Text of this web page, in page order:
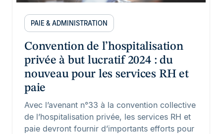
PAIE & ADMINISTRATION
Convention de l’hospitalisation
privée à but lucratif 2024 : du
nouveau pour les services RH et
paie
Avec l’avenant n°33 à la convention collective
de l’hospitalisation privée, les services RH et
paie devront fournir d’importants efforts pour